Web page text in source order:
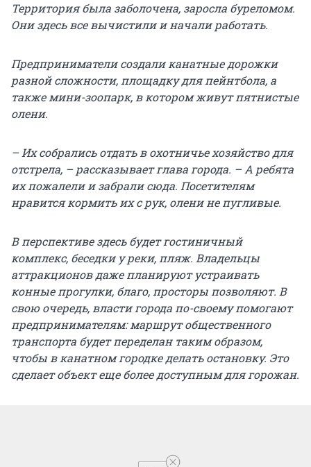
Территория была заболочена, заросла буреломом.
Они здесь все вычистили и начали работать.
Предприниматели создали канатные дорожки
разной сложности, площадку для пейнтбола, а
также мини-зоопарк, в котором живут пятнистые
олени.
– Их собрались отдать в охотничье хозяйство для
отстрела, – рассказывает глава города. – А ребята
их пожалели и забрали сюда. Посетителям
нравится кормить их с рук, олени не пугливые.
В перспективе здесь будет гостиничный
комплекс, беседки у реки, пляж. Владельцы
аттракционов даже планируют устраивать
конные прогулки, благо, просторы позволяют. В
свою очередь, власти города по-своему помогают
предпринимателям: маршрут общественного
транспорта будет переделан таким образом,
чтобы в канатном городке делать остановку. Это
сделает объект еще более доступным для горожан.